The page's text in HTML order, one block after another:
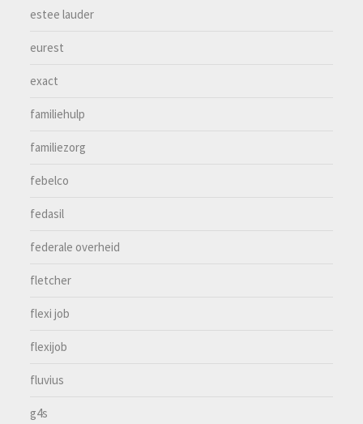
estee lauder
eurest
exact
familiehulp
familiezorg
febelco
fedasil
federale overheid
fletcher
flexi job
flexijob
fluvius
g4s